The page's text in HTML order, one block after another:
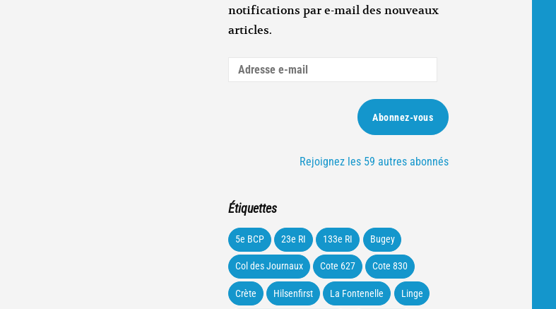
notifications par e-mail des nouveaux
articles.
Adresse
Abonnez-vous
Rejoignez les 59 autres abonnés
Étiquettes
5e BCP 23e RI 133e RI Bugey
Col des Journaux Cote 627 Cote 830
Crète Hilsenfirst La Fontenelle Linge